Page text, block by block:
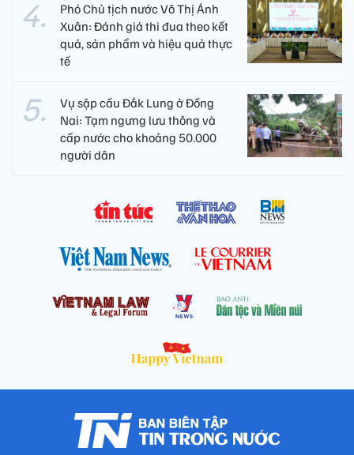
Phó Chủ tịch nước Võ Thị Ánh
Xuân: Đánh giá thi đua theo kết
quả, sản phẩm và hiệu quả thực
tế
Vụ sập cầu Đắk Lung ở Đồng
Nai: Tạm ngưng lưu thông và
cấp nước cho khoảng 50.000
người dân